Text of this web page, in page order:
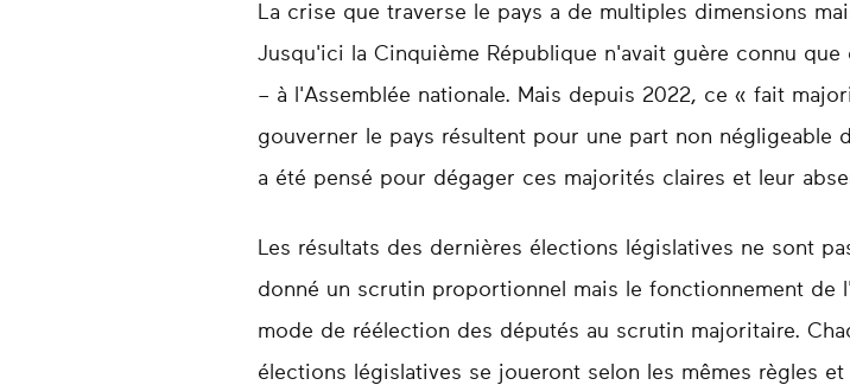
La crise que traverse le pays a de multiples dimensions
Jusqu'ici la Cinquième République n'avait guère connu
– à l'Assemblée nationale. Mais depuis 2022, ce « fait
gouverner le pays résultent pour une part non
a été pensé pour dégager ces majorités claires et leur
Les résultats des dernières élections législatives ne sont
donné un scrutin proportionnel mais le fonctionnement de
mode de réélection des députés au scrutin majoritaire.
élections législatives se joueront selon les mêmes règles